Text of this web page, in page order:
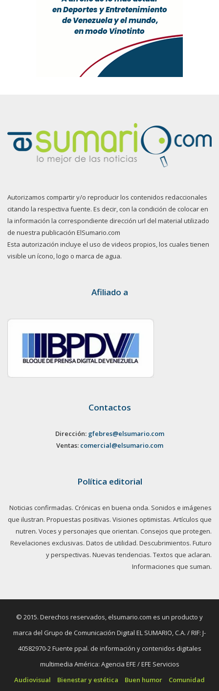
Autorizamos compartir y/o reproducir los contenidos redaccionales
citando la respectiva fuente. Es decir, con la condición de colocar en
la información la correspondiente dirección url del material utilizado
de nuestra publicación ElSumario.com
Esta autorización incluye el uso de videos propios, los cuales tienen
visible un ícono, logo o marca de agua.
Afiliado a
Contactos
Dirección: gfebres@elsumario.com
Ventas: comercial@elsumario.com
Política editorial
Noticias confirmadas. Crónicas en buena onda. Sonidos e imágenes
que ilustran. Propuestas positivas. Visiones optimistas. Artículos que
nutren. Voces y personajes que orientan. Consejos que protegen.
Revelaciones exclusivas. Datos de utilidad. Descubrimientos. Futuro
y perspectivas. Nuevas tendencias. Textos que aclaran.
Informaciones que suman.
© 2015. Derechos reservados, elsumario.com es un producto y
marca del Grupo de Comunicación Digital EL SUMARIO, C.A. / RIF: J-
40582970-2 Fuente ppal. de información y contenidos digitales
multimedia América: Agencia EFE / EFE Servicios
Audiovisual
Bienestar y estética Buen humor
Comunidad